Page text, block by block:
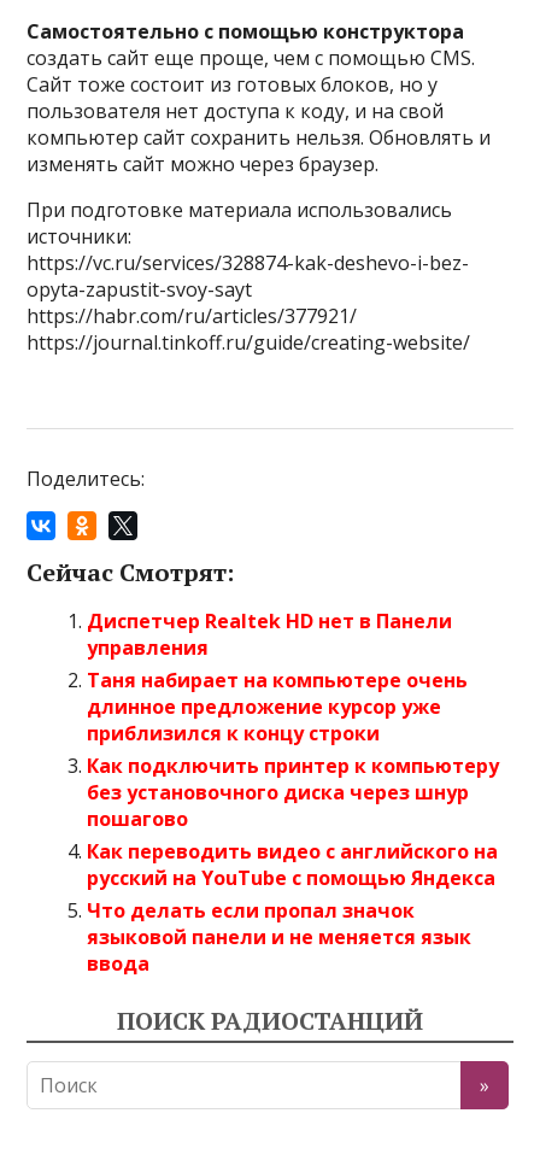
Самостоятельно с помощью конструктора
создать сайт еще проще, чем с помощью CMS.
Сайт тоже состоит из готовых блоков, но у
пользователя нет доступа к коду, и на свой
компьютер сайт сохранить нельзя. Обновлять и
изменять сайт можно через браузер.
При подготовке материала использовались
источники:
https://vc.ru/services/328874-kak-deshevo-i-bez-
opyta-zapustit-svoy-sayt
https://habr.com/ru/articles/377921/
https://journal.tinkoff.ru/guide/creating-website/
Поделитесь:
Сейчас Смотрят:
Диспетчер Realtek HD нет в Панели
управления
Таня набирает на компьютере очень
длинное предложение курсор уже
приблизился к концу строки
Как подключить принтер к компьютеру
без установочного диска через шнур
пошагово
Как переводить видео с английского на
русский на YouTube с помощью Яндекса
Что делать если пропал значок
языковой панели и не меняется язык
ввода
ПОИСК РАДИОСТАНЦИЙ